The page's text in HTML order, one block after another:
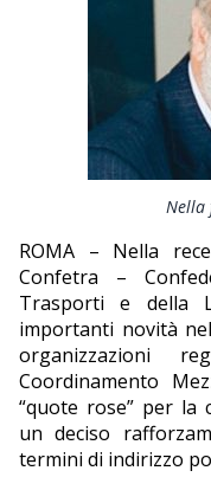
Nella
ROMA – Nella
Confetra –
Trasporti e della
importanti novità
organizzazioni
Coordinamento
“quote rose” per la
un deciso
termini di indirizzo